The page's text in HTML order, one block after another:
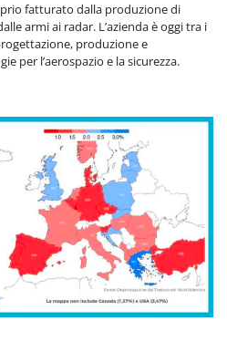
fatturato dalla produzione di
armi ai radar. L’azienda è oggi tra i
produzione e
per l’aerospazio e la sicurezza.